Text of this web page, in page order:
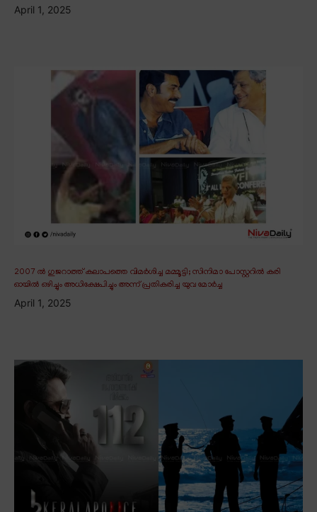
April 1, 2025
2007 ൽ ഗുജറാത്ത് കലാപത്തെ വിമർശിച്ച മമ്മൂട്ടി; സിനിമാ പോസ്റ്ററിൽ കരി
ഓയിൽ ഒഴിച്ചും അധിക്ഷേപിച്ചും അന്ന് പ്രതികരിച്ച യുവ മോർച്ച
April 1, 2025